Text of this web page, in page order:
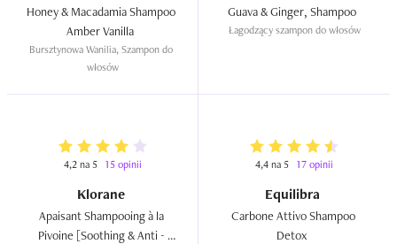
Honey & Macadamia Shampoo
Bursztynowa Wanilia, Szampon do
włosów
Łagodzący szampon do włosów
4,2 na 5 15 opinii
Klorane
Apaisant Shampooing à la
Pivoine [Soothing & Anti -
4,4 na 5 17 opinii
Equilibra
Carbone Attivo Shampoo